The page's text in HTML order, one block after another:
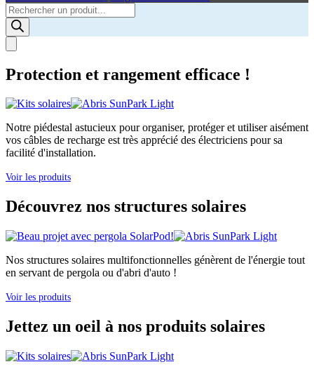
Products
search
Protection et rangement efficace !
Notre piédestal astucieux pour organiser, protéger et utiliser aisément
vos câbles de recharge est très apprécié des électriciens pour sa
facilité d'installation.
Voir les produits
Découvrez nos structures solaires
Nos structures solaires multifonctionnelles génèrent de l'énergie tout
en servant de pergola ou d'abri d'auto !
Voir les produits
Jettez un oeil à nos produits solaires